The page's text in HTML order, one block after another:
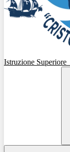
Istruzione Superiore